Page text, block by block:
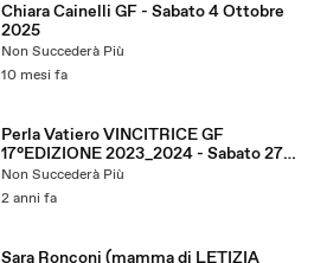
Chiara Cainelli GF - Sabato 4 Ottobre
2025
Non Succederà Più
10 mesi fa
Perla Vatiero VINCITRICE GF
17°EDIZIONE 2023_2024 - Sabato 27
Aprile 2024
Non Succederà Più
2 anni fa
Sara Ronconi (mamma di LETIZIA